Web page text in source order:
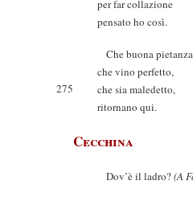
per far collazione
pensato ho così.
Che buona
che vino perfetto,
275
che sia maledetto,
ritornano qui.
Cecchina
Dov’è il ladro?(A